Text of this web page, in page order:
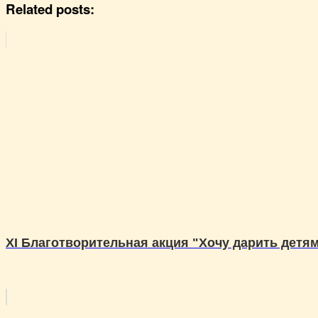
Related posts:
XI Благотворительная акция "Хочу дарить